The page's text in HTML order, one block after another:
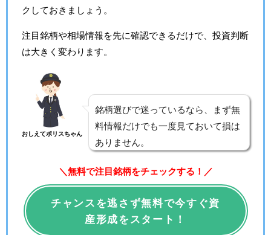
クしておきましょう。
注目銘柄や相場情報を先に確認できるだけで、投資判断
は大きく変わります。
おしえてポリスちゃん
銘柄選びで迷っているなら、まず無
料情報だけでも一度見ておいて損は
ありません。
＼無料で注目銘柄をチェックする！／
チャンスを逃さず無料で今すぐ資
産形成をスタート！